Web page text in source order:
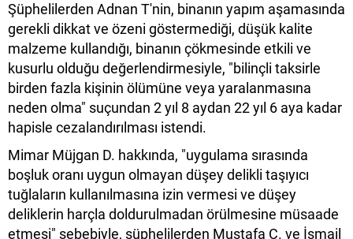
Şüphelilerden Adnan T'nin, binanın yapım aşamasında
gerekli dikkat ve özeni göstermediği, düşük kalite
malzeme kullandığı, binanın çökmesinde etkili ve
kusurlu olduğu değerlendirmesiyle, "bilinçli taksirle
birden fazla kişinin ölümüne veya yaralanmasına
neden olma" suçundan 2 yıl 8 aydan 22 yıl 6 aya kadar
hapisle cezalandırılması istendi.
Mimar Müjgan D. hakkında, "uygulama sırasında
boşluk oranı uygun olmayan düşey delikli taşıyıcı
tuğlaların kullanılmasına izin vermesi ve düşey
deliklerin harçla doldurulmadan örülmesine müsaade
etmesi" sebebiyle, şüphelilerden Mustafa C. ve İsmail